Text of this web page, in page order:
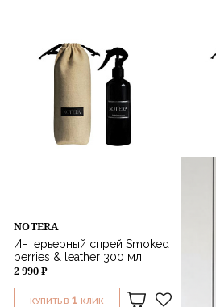
NOTERA
Интерьерный спрей Smoked
berries & leather 300 мл
2 990 ₽
КУПИТЬ В 1 КЛИК